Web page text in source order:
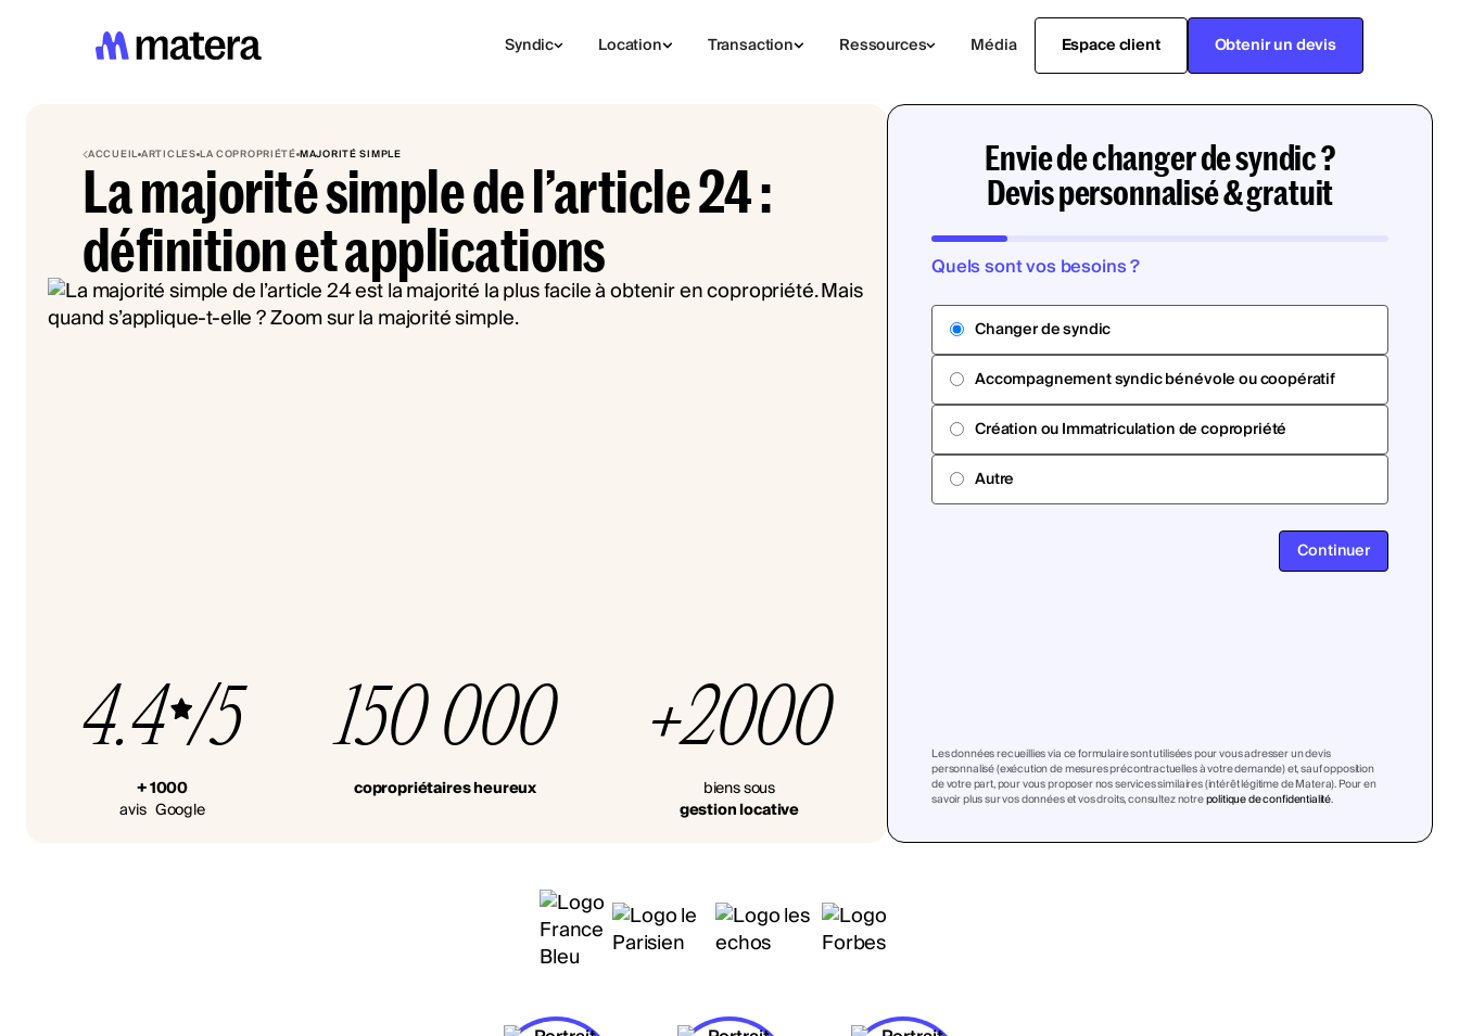
Syndic Location Transaction Ressources Média Espace client Obtenir un devis
ACCUEILARTICLES LA COPROPRIÉTÉ MAJORITÉ SIMPLE
La majorité simple de l’article 24 :
définition et applications
4.4 /5
+ 1000
avis Google
150 000
copropriétaires heureux
+2000
biens sous
gestion locative
Envie de changer de syndic ?
Devis personnalisé & gratuit
Quels sont vos besoins ?
Changer de syndic
Accompagnement syndic bénévole ou coopératif
Création ou Immatriculation de copropriété
Autre
Continuer
Les données recueillies via ce formulaire sont utilisées pour vous adresser un devis
personnalisé (exécution de mesures précontractuelles à votre demande) et, sauf opposition
de votre part, pour vous proposer nos services similaires (intérêt légitime de Matera). Pour en
savoir plus sur vos données et vos droits, consultez notrepolitique de confidentialité.